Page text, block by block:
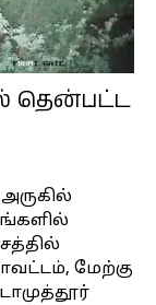
தென்பட்ட
மேற்கு